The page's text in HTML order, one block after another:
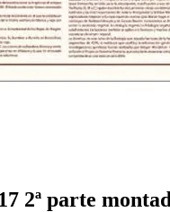
2ª parte